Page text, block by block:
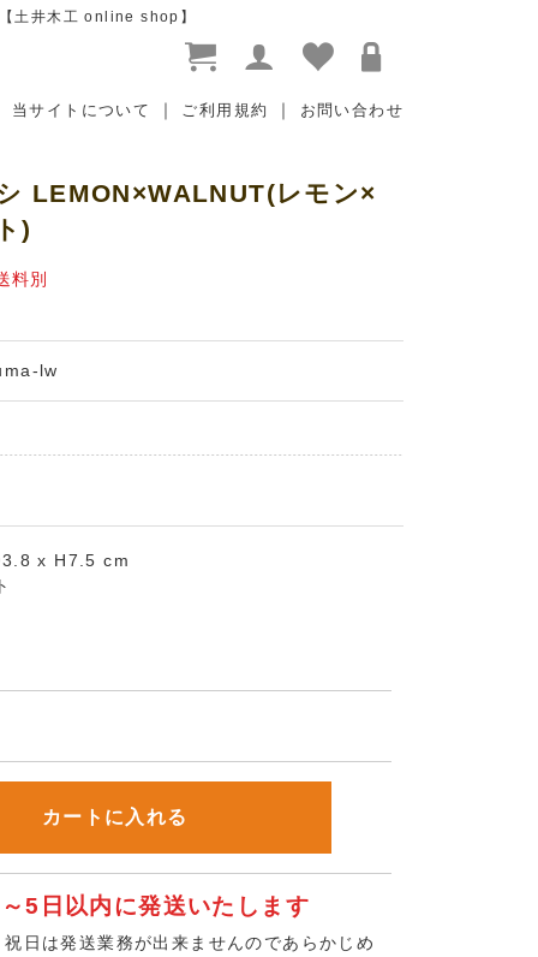
土井木工 online shop】
当サイトについて ｜ ご利用規約 ｜ お問い合わせ
LEMON×WALNUT(レモン×
)
料別
lw
x H7.5 cm
カートに入れる
5日以内に発送いたします
日は発送業務が出来ませんのであらかじめ